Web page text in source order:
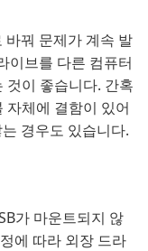
바꿔 문제가 계속 발
이브를 다른 컴퓨터
것이 좋습니다. 간혹
자체에 결함이 있어
경우도 있습니다.
가 마운트되지 않
에 따라 외장 드라